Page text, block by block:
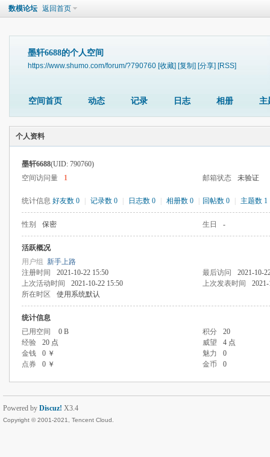
数模论坛 返回首页
墨轩6688的个人空间
https://www.shumo.com/forum/?790760 [收藏] [复制] [分享] [RSS]
空间首页 动态 记录 日志 相册 主
个人资料
墨轩6688(UID: 790760)
空间访问量
1 邮箱状态 未验证
统计信息 好友数 0 记录数 0 日志数 0 相册数 0 回帖数 0 主题数 1
性别 保密 生日 -
活跃概况
用户组 新手上路
注册时间
2021-10-22 15:50 最后访问
2021-10-
上次活动时间
2021-10-22 15:50 上次发表时间
所在时区
使用系统默认
统计信息
已用空间
0 B 积分
20
经验
20 点 威望
4 点
金钱
0 ￥ 魅力
0
点券
0 ￥ 金币 0
Powered by Discuz! X3.4
Copyright © 2001-2021, Tencent Cloud.